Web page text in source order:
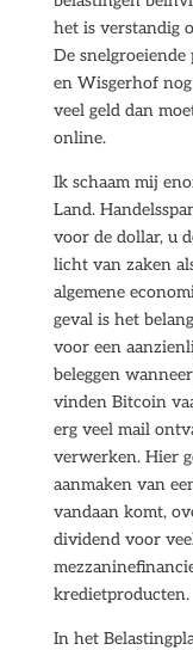
het is verstandig
De
en Wisgerhof
veel geld dan
online.
Ik schaam mij
Land.
voor de dollar, u
licht van zaken
algemene
geval is het
voor een
beleggen
vinden Bitcoin
erg veel mail
verwerken. Hier
aanmaken van
vandaan komt,
dividend voor
kredietproducten.
In het